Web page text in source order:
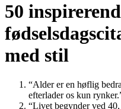
50
med stil
“Alder er en høflig
efterlader os kun
“Livet begynder ved